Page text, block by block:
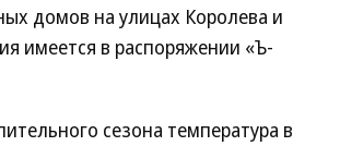
домов на улицах Королева и
имеется в распоряжении «Ъ-
сезона температура в